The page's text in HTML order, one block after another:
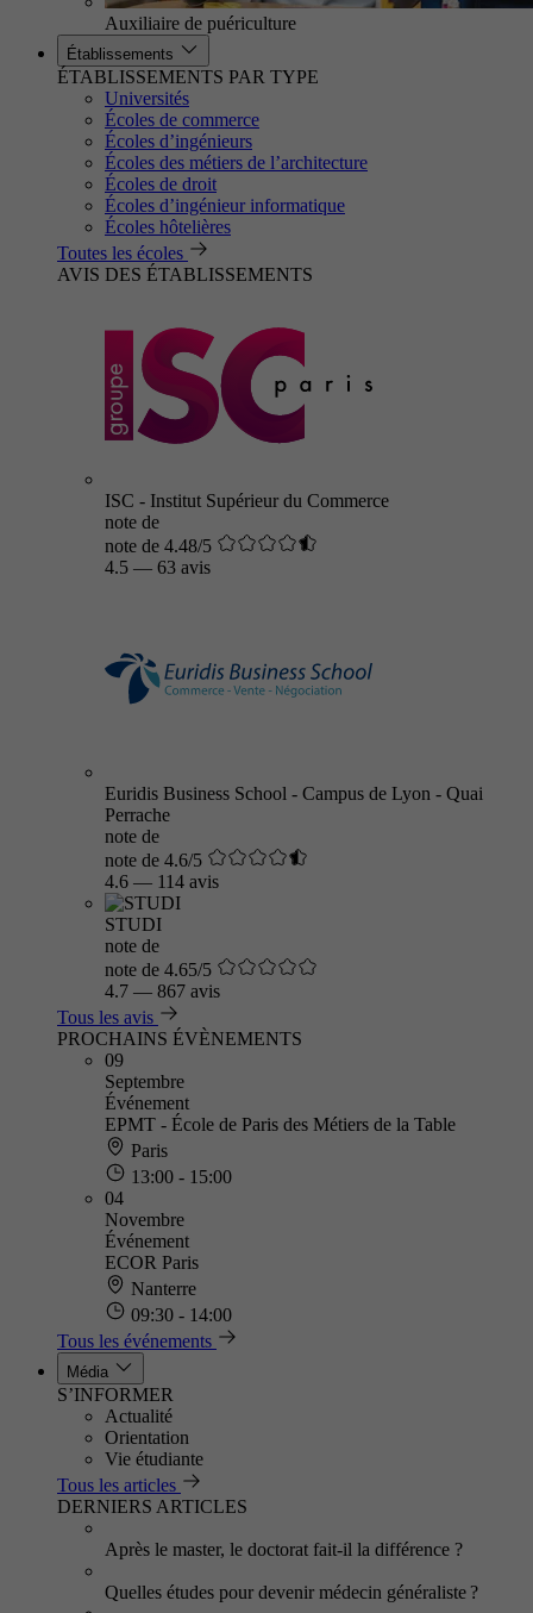
Auxiliaire de puériculture
Établissements
ÉTABLISSEMENTS PAR TYPE
Universités
Écoles de commerce
Écoles d’ingénieurs
Écoles des métiers de l’architecture
Écoles de droit
Écoles d’ingénieur informatique
Écoles hôtelières
Toutes les écoles
AVIS DES ÉTABLISSEMENTS
ISC - Institut Supérieur du Commerce
note de
note de 4.48/5
4.5 — 63 avis
Euridis Business School - Campus de Lyon - Quai
Perrache
note de
note de 4.6/5
4.6 — 114 avis
STUDI
note de
note de 4.65/5
4.7 — 867 avis
Tous les avis
PROCHAINS ÉVÈNEMENTS
09
Septembre
Événement
EPMT - École de Paris des Métiers de la Table
Paris
13:00 - 15:00
04
Novembre
Événement
ECOR Paris
Nanterre
09:30 - 14:00
Tous les événements
Média
S’INFORMER
Actualité
Orientation
Vie étudiante
Tous les articles
DERNIERS ARTICLES
Après le master, le doctorat fait-il la différence ?
Quelles études pour devenir médecin généraliste ?